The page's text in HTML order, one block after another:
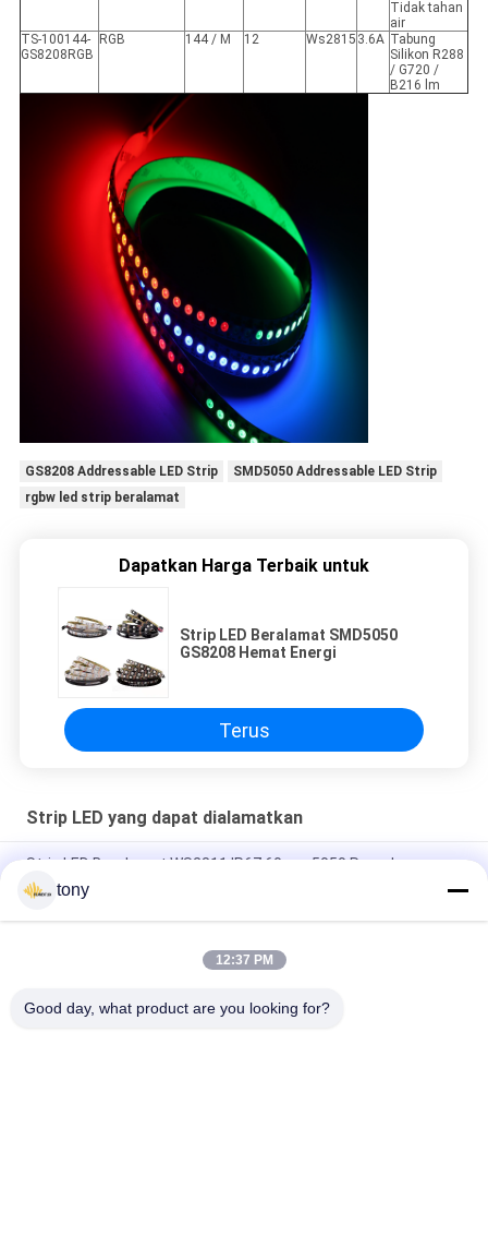
Tidak tahan
air
TS-100144-
GS8208RGB
RGB 144 / M 12 Ws2815 3.6A Tabung
Silikon R288
/ G720 /
B216 lm
GS8208 Addressable LED Strip
SMD5050 Addressable LED Strip
rgbw led strip beralamat
Dapatkan Harga Terbaik untuk
Strip LED Beralamat SMD5050
GS8208 Hemat Energi
Terus
Strip LED yang dapat dialamatkan
Strip LED Beralamat WS2811 IP67 60pcs 5050 Ramah
Pengguna
256pixels 16 * 16 LED Beralamat Dot Matrix WS2812b Led
tony
12:37 PM
Good day, what product are you looking for?